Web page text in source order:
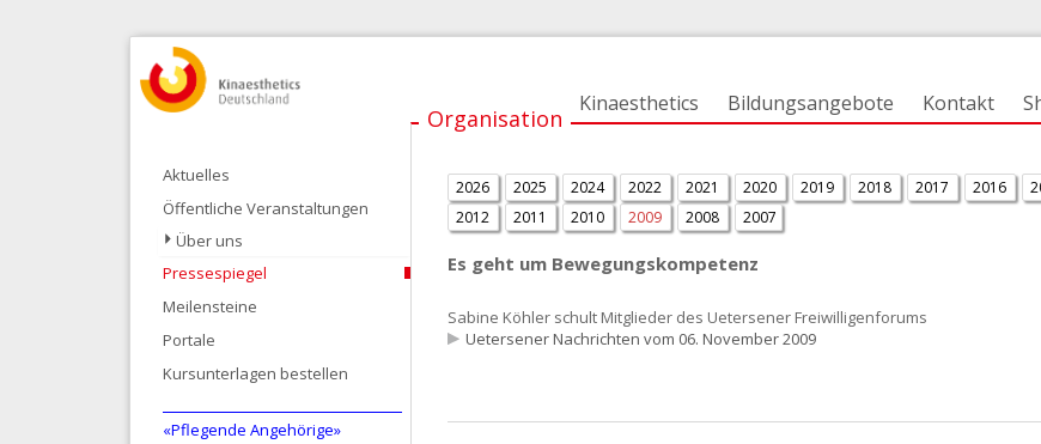
Organisation
Kinaesthetics Bildungsangebote Kontakt
Aktuelles
Öffentliche Veranstaltungen
Über uns
Pressespiegel
Meilensteine
Portale
Kursunterlagen bestellen
«Pflegende Angehörige»
2026 2025 2024 2022 2021 2020 2019 2018 2017 2016
2012
2011 2010 2009 2008 2007
Es geht um Bewegungskompetenz
Sabine Köhler schult Mitglieder des Uetersener Freiwilligenforums
Uetersener Nachrichten vom 06. November 2009